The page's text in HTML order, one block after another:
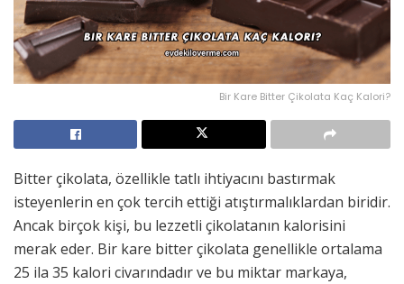
Bir Kare Bitter Çikolata Kaç Kalori?
Bitter çikolata, özellikle tatlı ihtiyacını bastırmak
isteyenlerin en çok tercih ettiği atıştırmalıklardan biridir.
Ancak birçok kişi, bu lezzetli çikolatanın kalorisini
merak eder. Bir kare bitter çikolata genellikle ortalama
25 ila 35 kalori civarındadır ve bu miktar markaya,